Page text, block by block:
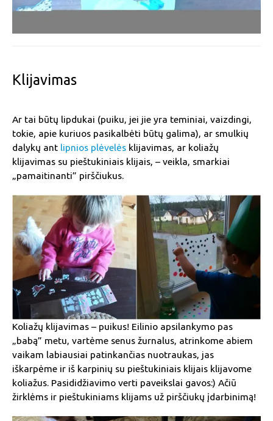
Klijavimas
Ar tai būtų lipdukai (puiku, jei jie yra teminiai, vaizdingi,
tokie, apie kuriuos pasikalbėti būtų galima), ar smulkių
dalykų ant lipnios plėvelės klijavimas, ar koliažų
klijavimas su pieštukiniais klijais, – veikla, smarkiai
„pamaitinanti” pirščiukus.
Koliažų klijavimas – puikus! Eilinio apsilankymo pas
„babą” metu, vartėme senus žurnalus, atrinkome abiem
vaikam labiausiai patinkančias nuotraukas, jas
iškarpėme ir iš karpinių su pieštukiniais klijais klijavome
koliažus. Pasididžiavimo verti paveikslai gavos:) Ačiū
žirklėms ir pieštukiniams klijams už pirščiukų įdarbinimą!